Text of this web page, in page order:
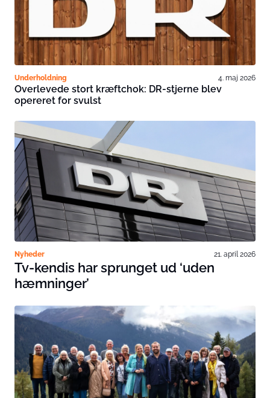
Underholdning 4. maj 2026
Overlevede stort kræftchok: DR-stjerne blev
opereret for svulst
Nyheder 21. april 2026
Tv-kendis har sprunget ud ‘uden
hæmninger’